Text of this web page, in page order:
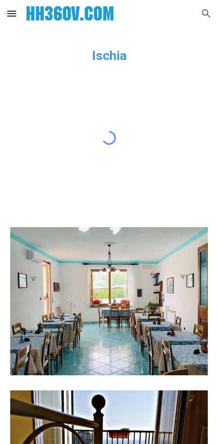
Skip to main content Skip to navigation
Ischia